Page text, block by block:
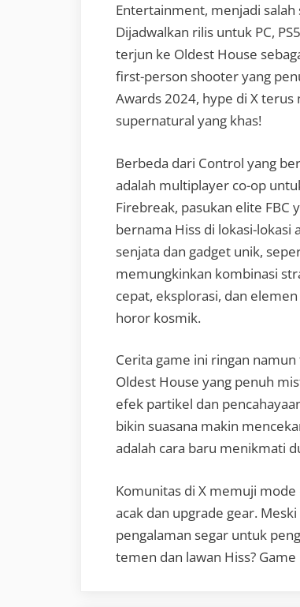
Entertainment, menjadi
Dijadwalkan rilis untuk PC,
terjun ke Oldest House
first-person shooter yang
Awards 2024, hype di X
supernatural yang khas!
Berbeda dari Control yang
adalah multiplayer co-op
Firebreak, pasukan elite
bernama Hiss di lokasi-
senjata dan gadget unik,
memungkinkan kombinasi
cepat, eksplorasi, dan
horor kosmik.
Cerita game ini ringan
Oldest House yang penuh
efek partikel dan
bikin suasana makin
adalah cara baru menikmati
Komunitas di X memuji
acak dan upgrade gear.
pengalaman segar untuk
temen dan lawan Hiss?